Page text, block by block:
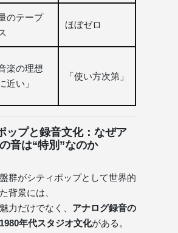
のテープ
ほぼゼロ
音楽の理想
近い」
「使い方次第」
ップと録音文化：なぜア
音は“特別”なのか
群がシティポップとして世界的
背景には、
力だけでなく、 アナログ録音の
年代スタジオ文化がある。